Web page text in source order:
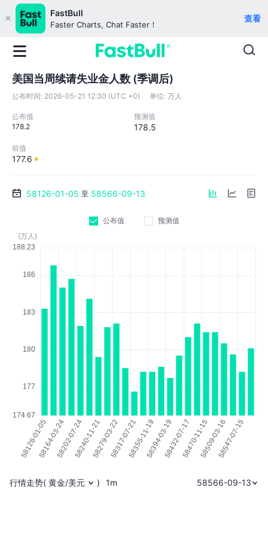
FastBull
Faster Charts, Chat Faster！
查看
美国当周续请失业金人数 (季调后)
公布时间: 2026-05-21 12:30 (UTC +0) 单位: 万人
公布值
178.2
预测值
178.5
前值
177.6
58126-01-05 至 58566-09-13
公布值
预测值
(万人)
行情走势( 黄金/美元 ) 1m 58566-09-13